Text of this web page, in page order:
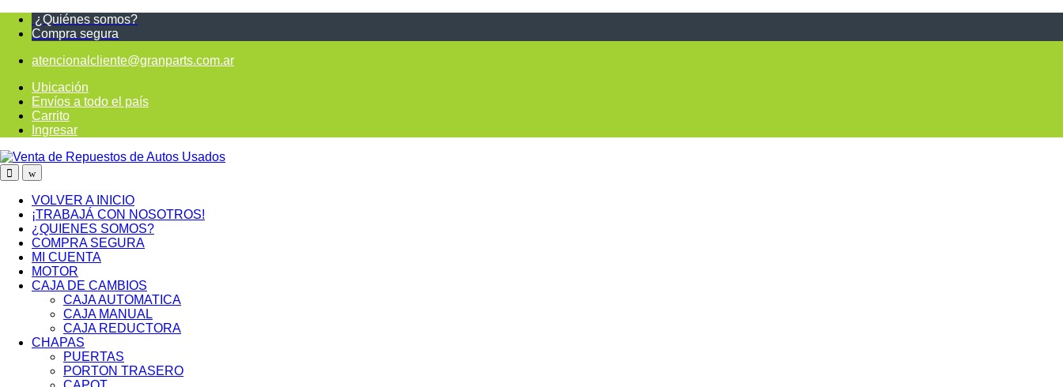
¿Quiénes somos?
Compra segura
atencionalcliente@granparts.com.ar
Ubicación
Envíos a todo el país
Carrito
Ingresar
VOLVER A INICIO
¡TRABAJÁ CON NOSOTROS!
¿QUIENES SOMOS?
COMPRA SEGURA
MI CUENTA
MOTOR
CAJA DE CAMBIOS
CAJA AUTOMATICA
CAJA MANUAL
CAJA REDUCTORA
CHAPAS
PUERTAS
PORTON TRASERO